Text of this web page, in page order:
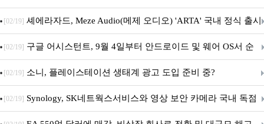
지 담은 ‘헤리티지 에디션 컬렉션’ 공개
[02/19] 셰에라자드, Meze Audio(메제 오디오) 'ARTA' 국내 정식 출시
[02/19] 구글 어시스턴트, 9월 4일부터 안드로이드 및 웨어 OS서 순
차 서비스 종료
[02/19] 소니, 플레이스테이션 생태계 광고 도입 준비 중?
[02/19] Synology, SK네트웍스서비스와 영상 보안 카메라 국내 독점